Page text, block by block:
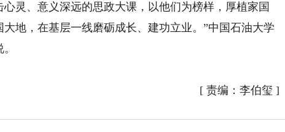
灵、意义深远的思政大课，以他们为榜样，厚植家国
地，在基层一线磨砺成长、建功立业。”中国石油大学
[ 责编：李伯玺 ]